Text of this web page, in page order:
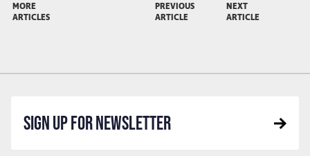
MORE
ARTICLES
PREVIOUS
ARTICLE
NEXT
ARTICLE
SIGN UP FOR NEWSLETTER